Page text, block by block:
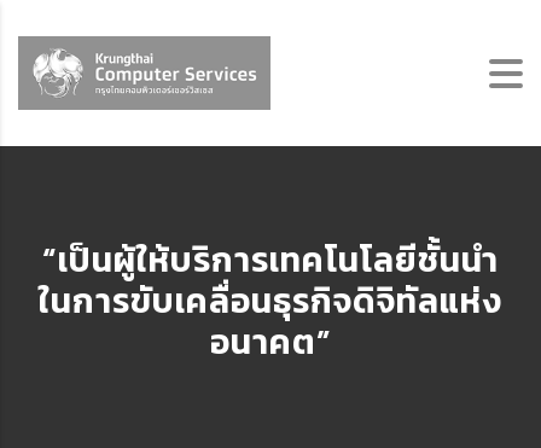
“เป็นผู้ให้บริการเทคโนโลยีชั้นนำ
ในการขับเคลื่อนธุรกิจดิจิทัลแห่ง
อนาคต”